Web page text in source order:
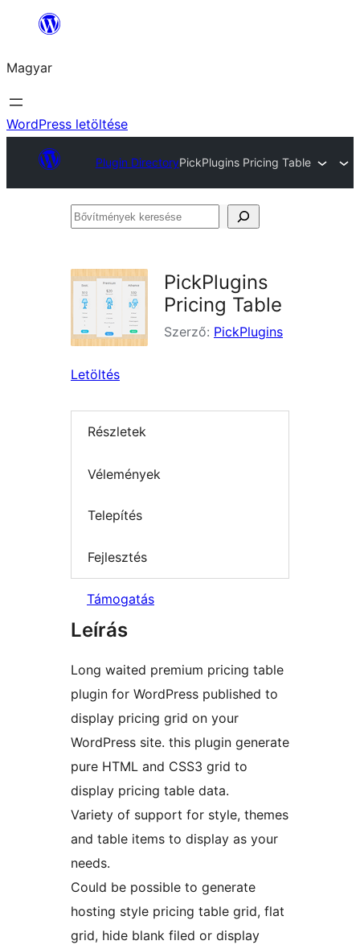
Ugrás
tartalomhoz
Magyar
WordPress letöltése
Plugin DirectoryPickPlugins Pricing Table
Bővítmények
PickPlugins
Pricing Table
Szerző: PickPlugins
Letöltés
Részletek
Vélemények
Telepítés
Fejlesztés
Támogatás
Leírás
Long waited premium pricing table
plugin for WordPress published to
display pricing grid on your
WordPress site. this plugin generate
pure HTML and CSS3 grid to
display pricing table data.
Variety of support for style, themes
and table items to display as your
needs.
Could be possible to generate
hosting style pricing table grid, flat
grid, hide blank filed or display